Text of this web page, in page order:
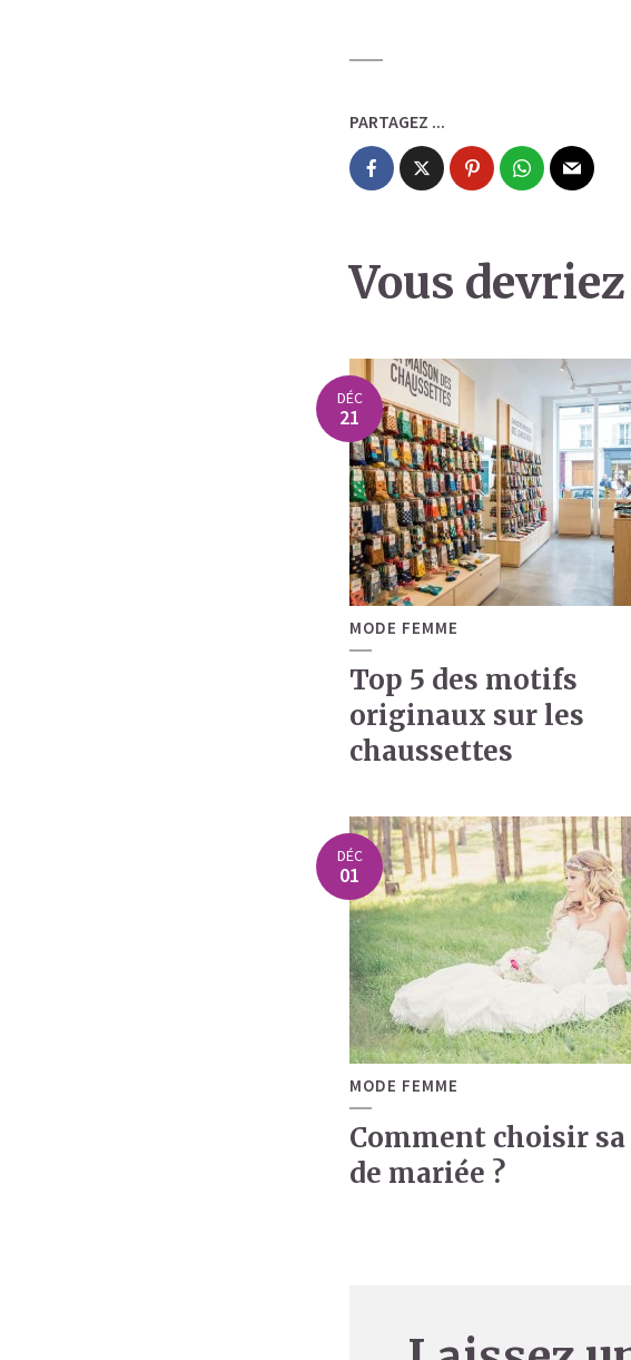
PARTAGEZ ...
Vous
DÉC
21
MODE FEMME
Top 5 des motifs
originaux sur les
chaussettes
DÉC
01
MODE FEMME
Comment choisir sa
de mariée ?